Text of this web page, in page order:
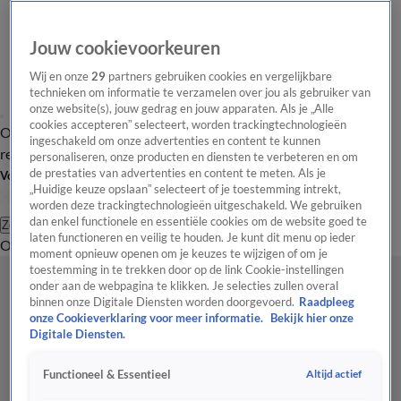
Overzicht Laatste nieuws Regionieuws Het beste van Hart
Tip de
redactie
Volg Hart van Nederland
Zoeken
OverzichtRegioUitzendingenWeerTip de redactiePanelVideo's
Jouw cookievoorkeuren
Wij en onze29 partners gebruiken cookies en vergelijkbare
technieken om informatie te verzamelen over jou als gebruiker van
onze website(s), jouw gedrag en jouw apparaten. Als je „Alle
cookies accepteren” selecteert, worden trackingtechnologieën
ingeschakeld om onze advertenties en content te kunnen
personaliseren, onze producten en diensten te verbeteren en om
de prestaties van advertenties en content te meten. Als je
„Huidige keuze opslaan” selecteert of je toestemming intrekt,
worden deze trackingtechnologieën uitgeschakeld. We gebruiken
dan enkel functionele en essentiële cookies om de website goed te
laten functioneren en veilig te houden. Je kunt dit menu op ieder
moment opnieuw openen om je keuzes te wijzigen of om je
toestemming in te trekken door op de link Cookie-instellingen
onder aan de webpagina te klikken. Je selecties zullen overal
binnen onze Digitale Diensten worden doorgevoerd. Raadpleeg
onze Cookieverklaring voor meer informatie.
Bekijk hier onze
Digitale Diensten.
Functioneel & Essentieel Altijd actief